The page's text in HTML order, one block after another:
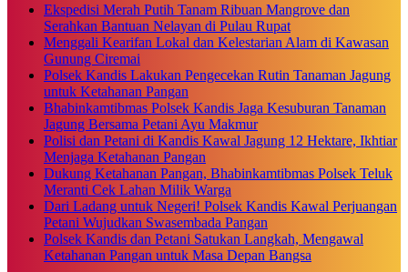
Ekspedisi Merah Putih Tanam Ribuan Mangrove dan
Serahkan Bantuan Nelayan di Pulau Rupat
Menggali Kearifan Lokal dan Kelestarian Alam di Kawasan
Gunung Ciremai
Polsek Kandis Lakukan Pengecekan Rutin Tanaman Jagung
untuk Ketahanan Pangan
Bhabinkamtibmas Polsek Kandis Jaga Kesuburan Tanaman
Jagung Bersama Petani Ayu Makmur
Polisi dan Petani di Kandis Kawal Jagung 12 Hektare, Ikhtiar
Menjaga Ketahanan Pangan
Dukung Ketahanan Pangan, Bhabinkamtibmas Polsek Teluk
Meranti Cek Lahan Milik Warga
Dari Ladang untuk Negeri! Polsek Kandis Kawal Perjuangan
Petani Wujudkan Swasembada Pangan
Polsek Kandis dan Petani Satukan Langkah, Mengawal
Ketahanan Pangan untuk Masa Depan Bangsa